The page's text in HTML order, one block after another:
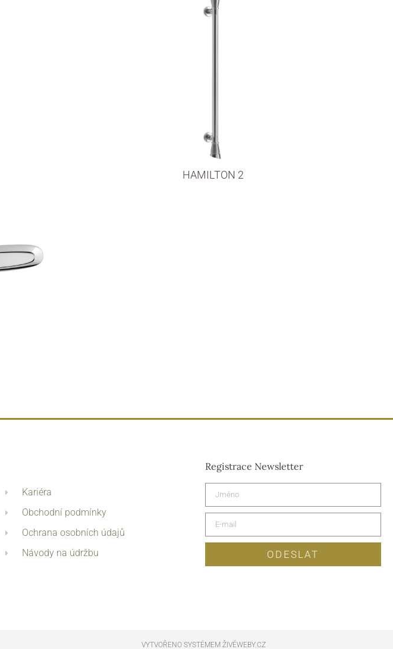
HAMILTON 2
Kariéra
Obchodní podmínky
Ochrana osobních údajů
Návody na údržbu
Registrace Newsletter
ODESLAT
VYTVOŘENO SYSTÉMEM ŽIVÉWEBY.CZ